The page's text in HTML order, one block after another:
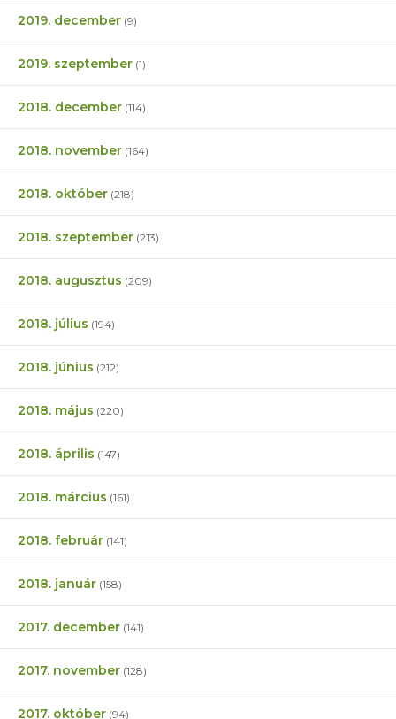
2019. december (9)
2019. szeptember (1)
2018. december (114)
2018. november (164)
2018. október (218)
2018. szeptember (213)
2018. augusztus (209)
2018. július (194)
2018. június (212)
2018. május (220)
2018. április (147)
2018. március (161)
2018. február (141)
2018. január (158)
2017. december (141)
2017. november (128)
2017. október (94)